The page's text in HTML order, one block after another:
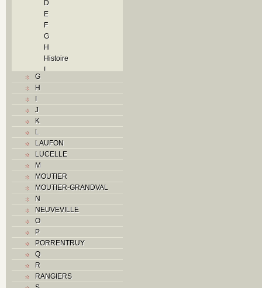
D
E
F
G
H
Histoire
I
Routes
S
Textes
V
G
H
I
J
K
L
LAUFON
LUCELLE
M
MOUTIER
MOUTIER-GRANDVAL
N
NEUVEVILLE
O
P
PORRENTRUY
Q
R
RANGIERS